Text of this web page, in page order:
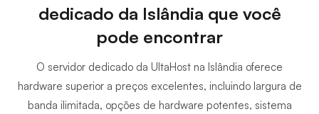
dedicado da Islândia que você
pode encontrar
O servidor dedicado da UltaHost na Islândia oferece
hardware superior a preços excelentes, incluindo largura de
banda ilimitada, opções de hardware potentes, sistema